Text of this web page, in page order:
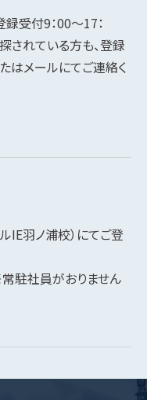
受付9：00～17：
されている方も、登録
はメールにてご連絡く
IE羽ノ浦校）にてご登
駐社員がおりません